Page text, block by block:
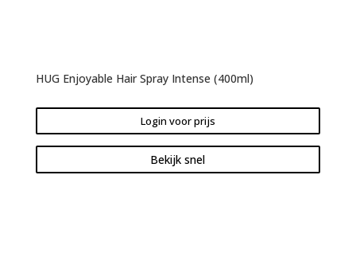
HUG Enjoyable Hair Spray Intense (400ml)
Login voor prijs
Bekijk snel